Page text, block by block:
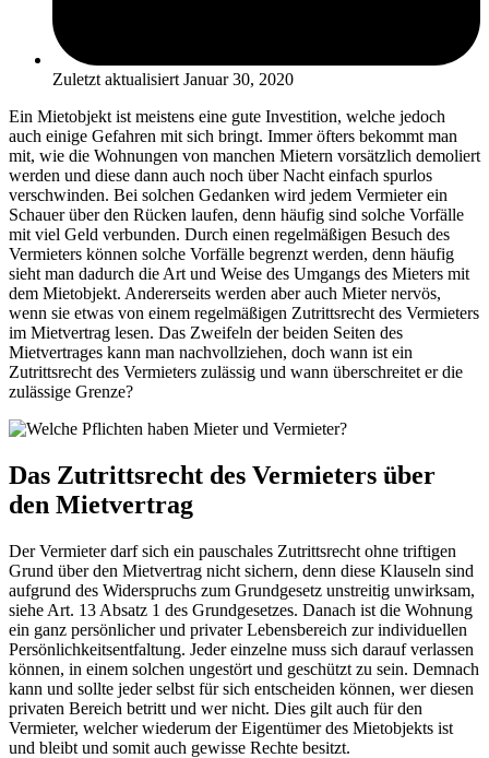
Zuletzt aktualisiert Januar 30, 2020
Ein Mietobjekt ist meistens eine gute Investition, welche jedoch
auch einige Gefahren mit sich bringt. Immer öfters bekommt man
mit, wie die Wohnungen von manchen Mietern vorsätzlich demoliert
werden und diese dann auch noch über Nacht einfach spurlos
verschwinden. Bei solchen Gedanken wird jedem Vermieter ein
Schauer über den Rücken laufen, denn häufig sind solche Vorfälle
mit viel Geld verbunden. Durch einen regelmäßigen Besuch des
Vermieters können solche Vorfälle begrenzt werden, denn häufig
sieht man dadurch die Art und Weise des Umgangs des Mieters mit
dem Mietobjekt. Andererseits werden aber auch Mieter nervös,
wenn sie etwas von einem regelmäßigen Zutrittsrecht des Vermieters
im Mietvertrag lesen. Das Zweifeln der beiden Seiten des
Mietvertrages kann man nachvollziehen, doch wann ist ein
Zutrittsrecht des Vermieters zulässig und wann überschreitet er die
zulässige Grenze?
Das Zutrittsrecht des Vermieters über
den Mietvertrag
Der Vermieter darf sich ein pauschales Zutrittsrecht ohne triftigen
Grund über den Mietvertrag nicht sichern, denn diese Klauseln sind
aufgrund des Widerspruchs zum Grundgesetz unstreitig unwirksam,
siehe Art. 13 Absatz 1 des Grundgesetzes. Danach ist die Wohnung
ein ganz persönlicher und privater Lebensbereich zur individuellen
Persönlichkeitsentfaltung. Jeder einzelne muss sich darauf verlassen
können, in einem solchen ungestört und geschützt zu sein. Demnach
kann und sollte jeder selbst für sich entscheiden können, wer diesen
privaten Bereich betritt und wer nicht. Dies gilt auch für den
Vermieter, welcher wiederum der Eigentümer des Mietobjekts ist
und bleibt und somit auch gewisse Rechte besitzt.